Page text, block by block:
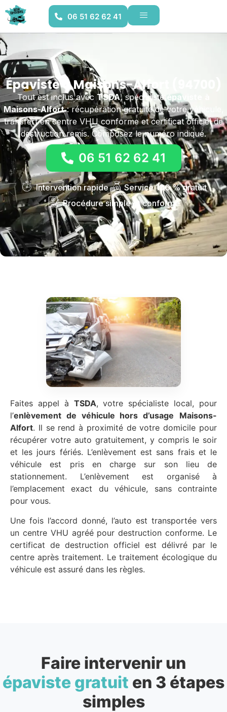
06 51 62 62 41
Épaviste à Maisons-Alfort (94700)
Tout est inclus avecTSDA, spécialiste épaviste
Maisons-Alfort: récupération gratuite de votre véhicule,
transfert en centre VHU conforme et certificat officiel de
destruction remis. Composez le numéro indiqué.
06 51 62 62 41
Intervention rapide
Service 100 % gratuit
Procédure simple et conforme
Faites appel à TSDA, votre spécialiste local, pour
l’enlèvement de véhicule hors d’usage
Maisons-
Alfort. Il se rend à proximité de votre domicile pour
récupérer votre auto gratuitement, y compris le soir
et les jours fériés. L’enlèvement est sans frais et le
véhicule est pris en charge sur son lieu de
stationnement. L’enlèvement est organisé à
l’emplacement exact du véhicule, sans contrainte
pour vous.
Une fois l’accord donné, l’auto est transportée vers
un centre VHU agréé pour destruction conforme. Le
certificat de destruction officiel est délivré par le
centre après traitement. Le traitement écologique du
véhicule est assuré dans les règles.
Faire intervenir un
épaviste gratuit en 3 étapes
simples